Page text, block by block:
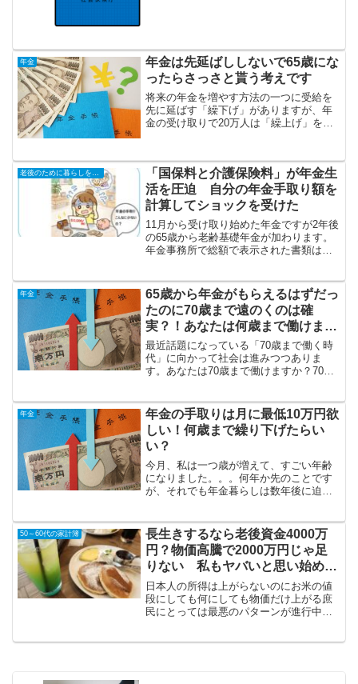
年金
年金は先延ばししないで65歳にな
ったらさっさと貰う考えです
将来の年金を増やす方法の一つに受給を
先に延ばす「繰下げ」がありますが、年
金の受け取りで20万人は「繰上げ」を選
ね。年金の受け取りは原則65歳からです
が、60～75歳の希...
老後のために暮らしを小さく
「国保料と介護保険料」が年金生
活を圧迫 自分の年金手取り額を
計算してショックを受けた
11月から受け取り始めた年金ですが2年後
の65歳から老齢基礎年金が加わります。
年金事務所で総額で表示された書類はい
は年間で121万円ほど。110万円を引いた
10万円が所...
年金
65歳から年金がもらえるはずだっ
たのに70歳まで遠のくのは確
実？！あなたは何歳まで働けます
か？
最近話題になっている「70歳まで働く時
代」に向かって社会は進みつつありま
す。あなたは70歳まで働けますか？70歳
希望すれば70歳まで働けるようになりま
した。それを聞い...
年金
年金の手取りは月に最低10万円欲
しい！何歳まで繰り下げたらい
い？
今月、私は一つ歳が増えて、すごい年齢
になりました。。。何年か先のことです
が、それでも年金暮らしは数年後に迫っ
う！を作りました♪年金って難しくてよく
分からないって思ってる人...
50～60代の家計簿
長生きするなら老後資金4000万
円？物価高騰で2000万円じゃ足
りない 私もヤバいと思い始めま
した
日本人の所得は上がらないのにお米の値
段にしても何にしても物価だけ上がる庶
民にとっては最悪のパターンが進行中で